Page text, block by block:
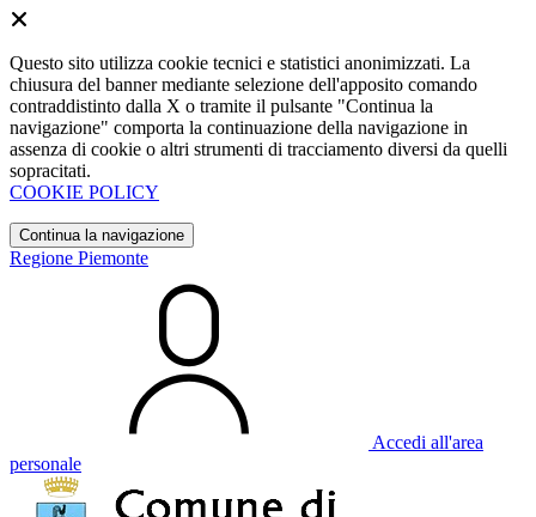
Questo sito utilizza cookie tecnici e statistici anonimizzati. La
chiusura del banner mediante selezione dell'apposito comando
contraddistinto dalla X o tramite il pulsante "Continua la
navigazione" comporta la continuazione della navigazione in
assenza di cookie o altri strumenti di tracciamento diversi da quelli
sopracitati.
COOKIE POLICY
Continua la navigazione
Regione Piemonte
Accedi all'area
personale